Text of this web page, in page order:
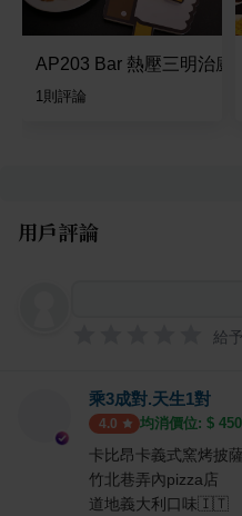
AP203 Bar 熱壓三明治廚
1則評論
用戶評論
給
乘3成對.天生1對
4.0 均消價位: $ 450
卡比昂卡義式窯烤披
竹北巷弄內pizza店
道地義大利口味🇮🇹